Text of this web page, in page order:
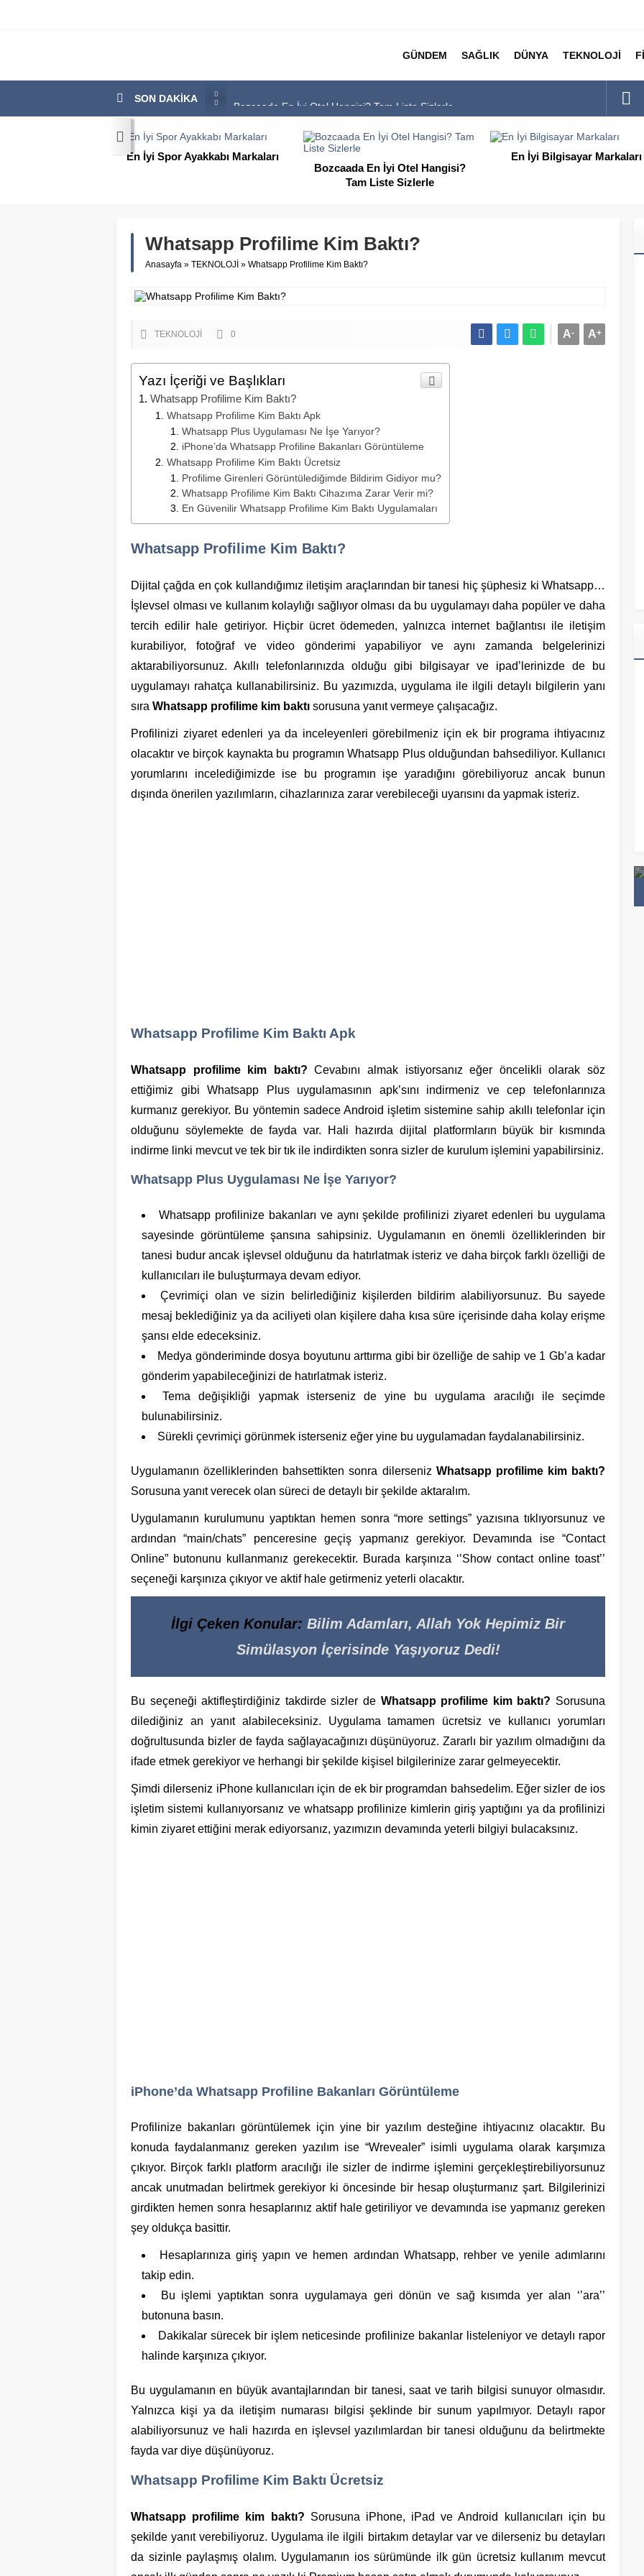
GÜNDEM SAĞLIK DÜNYA TEKNOLOJİ
SON DAKİKA
En İyi Bilgisayar Markaları
En İyi Biotin Hapı Markaları Tam Listesi
En İyi Kargo Firması
En İyi Spor Ayakkabı Markaları
Whatsapp Profilime Kim Baktı?
Anasayfa » TEKNOLOJİ » Whatsapp Profilime Kim Baktı?
TEKNOLOJİ 0 A+
A-
Yazı İçeriği ve Başlıkları
Whatsapp Profilime Kim Baktı?
Whatsapp Profilime Kim Baktı Apk
Whatsapp Plus Uygulaması Ne İşe Yarıyor?
iPhone’da Whatsapp Profiline Bakanları Görüntüleme
Whatsapp Profilime Kim Baktı Ücretsiz
Profilime Girenleri Görüntülediğimde Bildirim Gidiyor mu?
Whatsapp Profilime Kim Baktı Cihazıma Zarar Verir mi?
En Güvenilir Whatsapp Profilime Kim Baktı Uygulamaları
Whatsapp Profilime Kim Baktı?
Dijital çağda en çok kullandığımız iletişim araçlarından bir tanesi hiç şüphesiz ki Whatsapp…
İşlevsel olması ve kullanım kolaylığı sağlıyor olması da bu uygulamayı daha popüler ve daha
tercih edilir hale getiriyor. Hiçbir ücret ödemeden, yalnızca internet bağlantısı ile iletişim
kurabiliyor, fotoğraf ve video gönderimi yapabiliyor ve aynı zamanda belgelerinizi
aktarabiliyorsunuz. Akıllı telefonlarınızda olduğu gibi bilgisayar ve ipad’lerinizde de bu
uygulamayı rahatça kullanabilirsiniz. Bu yazımızda, uygulama ile ilgili detaylı bilgilerin yanı
sıra Whatsapp profilime kim baktı sorusuna yanıt vermeye çalışacağız.
Profilinizi ziyaret edenleri ya da inceleyenleri görebilmeniz için ek bir programa ihtiyacınız
olacaktır ve birçok kaynakta bu programın Whatsapp Plus olduğundan bahsediliyor. Kullanıcı
yorumlarını incelediğimizde ise bu programın işe yaradığını görebiliyoruz ancak bunun
dışında önerilen yazılımların, cihazlarınıza zarar verebileceği uyarısını da yapmak isteriz.
Whatsapp Profilime Kim Baktı Apk
Whatsapp profilime kim baktı?Cevabını almak istiyorsanız eğer öncelikli olarak söz
ettiğimiz gibi Whatsapp Plus uygulamasının apk’sını indirmeniz ve cep telefonlarınıza
kurmanız gerekiyor. Bu yöntemin sadece Android işletim sistemine sahip akıllı telefonlar için
olduğunu söylemekte de fayda var. Hali hazırda dijital platformların büyük bir kısmında
indirme linki mevcut ve tek bir tık ile indirdikten sonra sizler de kurulum işlemini yapabilirsiniz.
Whatsapp Plus Uygulaması Ne İşe Yarıyor?
Whatsapp profilinize bakanları ve aynı şekilde profilinizi ziyaret edenleri bu uygulama
sayesinde görüntüleme şansına sahipsiniz. Uygulamanın en önemli özelliklerinden bir
tanesi budur ancak işlevsel olduğunu da hatırlatmak isteriz ve daha birçok farklı özelliği de
kullanıcıları ile buluşturmaya devam ediyor.
Çevrimiçi olan ve sizin belirlediğiniz kişilerden bildirim alabiliyorsunuz. Bu sayede
mesaj beklediğiniz ya da aciliyeti olan kişilere daha kısa süre içerisinde daha kolay erişme
şansı elde edeceksiniz.
Medya gönderiminde dosya boyutunu arttırma gibi bir özelliğe de sahip ve 1 Gb’a kadar
gönderim yapabileceğinizi de hatırlatmak isteriz.
Tema değişikliği yapmak isterseniz de yine bu uygulama aracılığı ile seçimde
bulunabilirsiniz.
Sürekli çevrimiçi görünmek isterseniz eğer yine bu uygulamadan faydalanabilirsiniz.
Uygulamanın özelliklerinden bahsettikten sonra dilerseniz Whatsapp profilime kim baktı?
Sorusuna yanıt verecek olan süreci de detaylı bir şekilde aktaralım.
Uygulamanın kurulumunu yaptıktan hemen sonra “more settings” yazısına tıklıyorsunuz ve
ardından “main/chats” penceresine geçiş yapmanız gerekiyor. Devamında ise “Contact
Online” butonunu kullanmanız gerekecektir. Burada karşınıza ‘’Show contact online toast’’
seçeneği karşınıza çıkıyor ve aktif hale getirmeniz yeterli olacaktır.
İlgi Çeken Konular: Bilim Adamları, Allah Yok Hepimiz Bir
Simülasyon İçerisinde Yaşıyoruz Dedi!
Bu seçeneği aktifleştirdiğiniz takdirde sizler de Whatsapp profilime kim baktı? Sorusuna
dilediğiniz an yanıt alabileceksiniz. Uygulama tamamen ücretsiz ve kullanıcı yorumları
doğrultusunda bizler de fayda sağlayacağınızı düşünüyoruz. Zararlı bir yazılım olmadığını da
ifade etmek gerekiyor ve herhangi bir şekilde kişisel bilgilerinize zarar gelmeyecektir.
Şimdi dilerseniz iPhone kullanıcıları için de ek bir programdan bahsedelim. Eğer sizler de ios
işletim sistemi kullanıyorsanız ve whatsapp profilinize kimlerin giriş yaptığını ya da profilinizi
kimin ziyaret ettiğini merak ediyorsanız, yazımızın devamında yeterli bilgiyi bulacaksınız.
iPhone’da Whatsapp Profiline Bakanları Görüntüleme
Profilinize bakanları görüntülemek için yine bir yazılım desteğine ihtiyacınız olacaktır. Bu
konuda faydalanmanız gereken yazılım ise “Wrevealer” isimli uygulama olarak karşımıza
çıkıyor. Birçok farklı platform aracılığı ile sizler de indirme işlemini gerçekleştirebiliyorsunuz
ancak unutmadan belirtmek gerekiyor ki öncesinde bir hesap oluşturmanız şart. Bilgilerinizi
girdikten hemen sonra hesaplarınız aktif hale getiriliyor ve devamında ise yapmanız gereken
şey oldukça basittir.
Hesaplarınıza giriş yapın ve hemen ardından Whatsapp, rehber ve yenile adımlarını
takip edin.
Bu işlemi yaptıktan sonra uygulamaya geri dönün ve sağ kısımda yer alan ‘’ara’’
butonuna basın.
Dakikalar sürecek bir işlem neticesinde profilinize bakanlar listeleniyor ve detaylı rapor
halinde karşınıza çıkıyor.
Bu uygulamanın en büyük avantajlarından bir tanesi, saat ve tarih bilgisi sunuyor olmasıdır.
Yalnızca kişi ya da iletişim numarası bilgisi şeklinde bir sunum yapılmıyor. Detaylı rapor
alabiliyorsunuz ve hali hazırda en işlevsel yazılımlardan bir tanesi olduğunu da belirtmekte
fayda var diye düşünüyoruz.
Whatsapp Profilime Kim Baktı Ücretsiz
Whatsapp profilime kim baktı? Sorusuna iPhone, iPad ve Android kullanıcıları için bu
şekilde yanıt verebiliyoruz. Uygulama ile ilgili birtakım detaylar var ve dilerseniz bu detayları
da sizinle paylaşmış olalım. Uygulamanın ios sürümünde ilk gün ücretsiz kullanım mevcut